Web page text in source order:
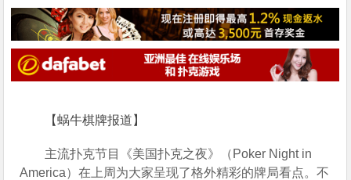
【蜗牛棋牌报道】
主流扑克节目《美国扑克之夜》（Poker Night in
America）在上周为大家呈现了格外精彩的牌局看点。不